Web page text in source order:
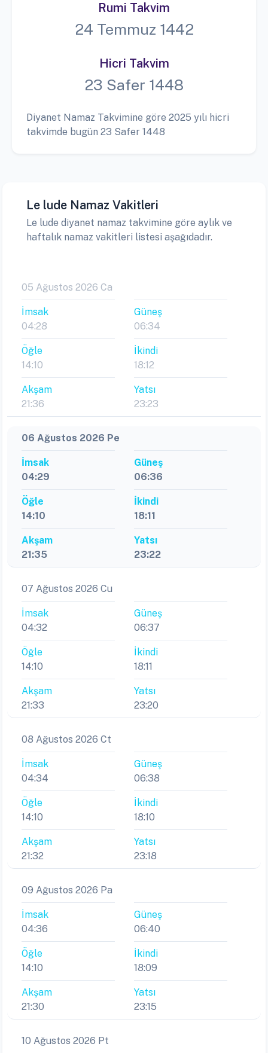
Rumi Takvim
24 Temmuz 1442
Hicri Takvim
23 Safer 1448
Diyanet Namaz Takvimine göre 2025 yılı hicri
takvimde bugün 23 Safer 1448
Le lude Namaz Vakitleri
Le lude diyanet namaz takvimine göre aylık ve
haftalık namaz vakitleri listesi aşağıdadır.
05 Ağustos 2026 Ca
İmsak
04:28
Güneş
06:34
Öğle
14:10
İkindi
18:12
Akşam
21:36
Yatsı
23:23
06 Ağustos 2026 Pe
İmsak
04:29
Güneş
06:36
Öğle
14:10
İkindi
18:11
Akşam
21:35
Yatsı
23:22
07 Ağustos 2026 Cu
İmsak
04:32
Güneş
06:37
Öğle
14:10
İkindi
18:11
Akşam
21:33
Yatsı
23:20
08 Ağustos 2026 Ct
İmsak
04:34
Güneş
06:38
Öğle
14:10
İkindi
18:10
Akşam
21:32
Yatsı
23:18
09 Ağustos 2026 Pa
İmsak
04:36
Güneş
06:40
Öğle
14:10
İkindi
18:09
Akşam
21:30
Yatsı
23:15
10 Ağustos 2026 Pt